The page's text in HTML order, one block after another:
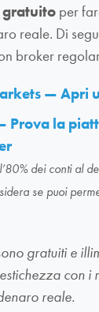
gratuito per
reale. Di
broker
— Apri
Prova la
dei conti al
se puoi
gratuiti e
con i
reale.